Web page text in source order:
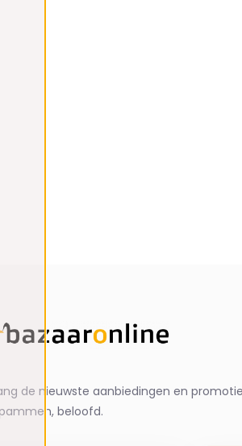
de nieuwste aanbiedingen en
beloofd.